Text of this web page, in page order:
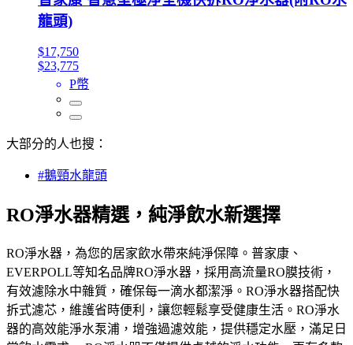
龍頭)
$17,750
$23,775
P幣
大部分的人也搜：
#鵝頸水龍頭
RO淨水器精選，純淨飲水新選擇
RO淨水器，為您的居家飲水帶來純淨保障。普家康、
EVERPOLL等知名品牌RO淨水器，採用高流量RO膜技術，
有效濾除水中雜質，確保每一滴水都潔淨。RO淨水器搭配快
拆式濾芯，維護省時便利，讓您輕鬆享受健康生活。RO淨水
器的高效能淨水泵浦，增強過濾效能，提供穩定水壓，滿足日